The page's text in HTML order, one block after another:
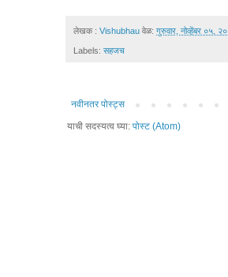
लेखक : Vishubhau वेळ: गुरुवार, नोव्हेंबर ०५,
Labels: सहजच
नवीनतर पोस्ट्स
याची सदस्यत्व घ्या: पोस्ट (Atom)